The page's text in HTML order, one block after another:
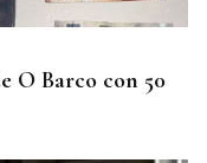
O Barco con 50